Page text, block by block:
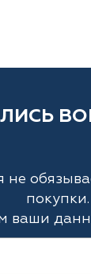
не
покупки.
ваши